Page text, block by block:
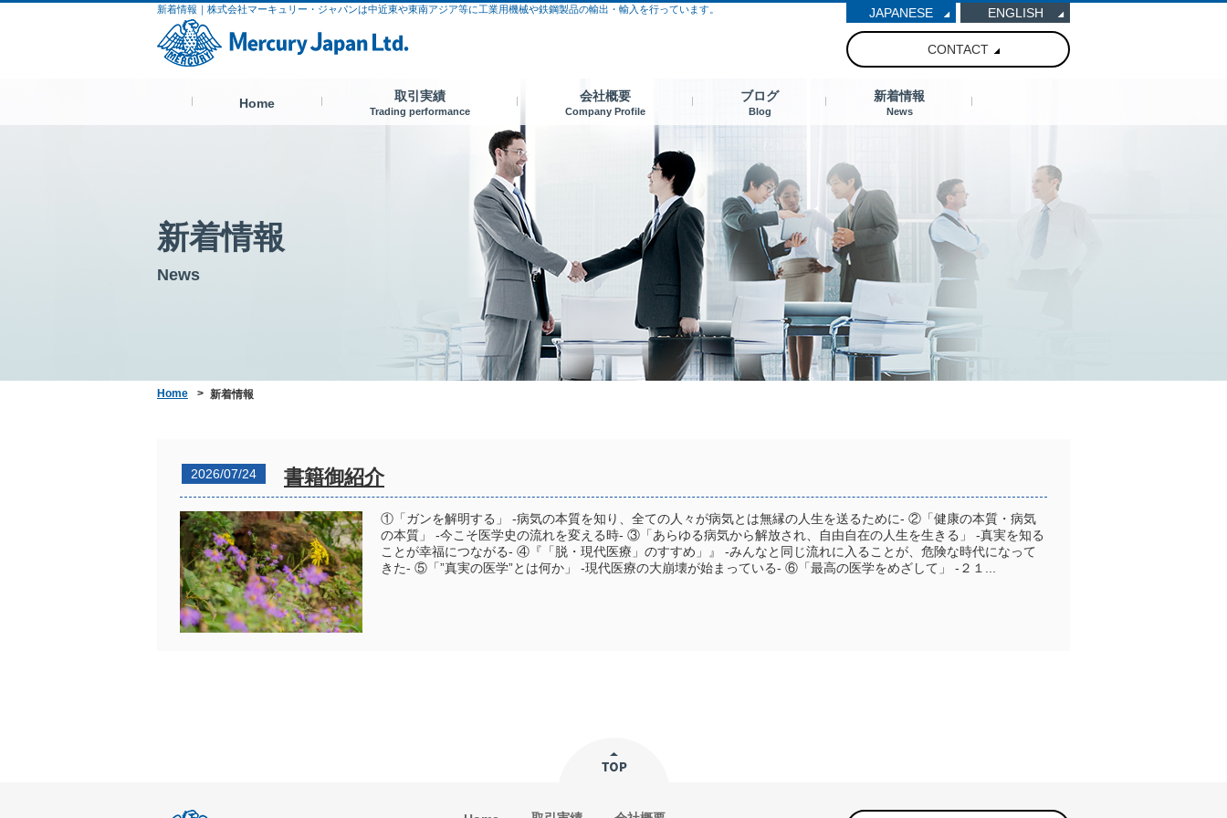
新着情報｜株式会社マーキュリー・ジャパンは中近東や東南アジア等に工業用機械や鉄鋼製品の輸出・輸入を行っています。 JAPANESE ENGLISH
CONTACT
Home 取引実績
Trading performance
会社概要
Company Profile
ブログ
Blog
新着情報
News
新着情報
News
Home > 新着情報
2026/07/24 書籍御紹介
①「ガンを解明する」 -病気の本質を知り、全ての人々が病気とは無縁の人生を送るために- ②「健康の本質・病気
の本質」 -今こそ医学史の流れを変える時- ③「あらゆる病気から解放され、自由自在の人生を生きる」 -真実を知る
ことが幸福につながる- ④『「脱・現代医療」のすすめ」』 -みんなと同じ流れに入ることが、危険な時代になって
きた- ⑤「”真実の医学”とは何か」 -現代医療の大崩壊が始まっている- ⑥「最高の医学をめざして」 -２１...